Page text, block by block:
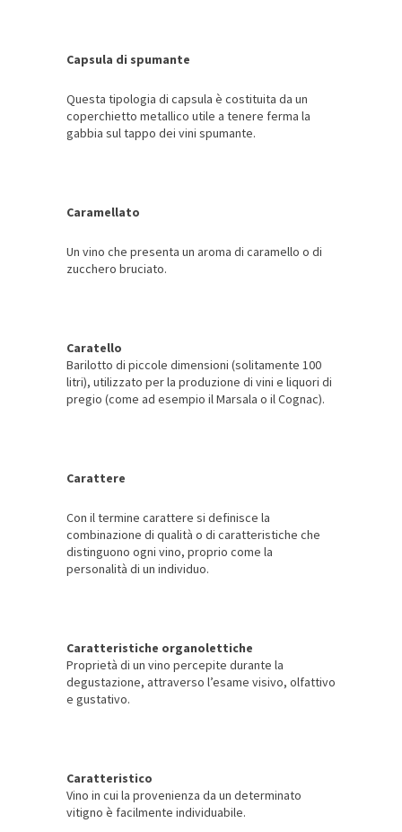
Capsula di spumante
Questa tipologia di capsula è costituita da un
coperchietto metallico utile a tenere ferma la
gabbia sul tappo dei vini spumante.
Caramellato
Un vino che presenta un aroma di caramello o di
zucchero bruciato.
Caratello
Barilotto di piccole dimensioni (solitamente 100
litri), utilizzato per la produzione di vini e liquori di
pregio (come ad esempio il Marsala o il Cognac).
Carattere
Con il termine carattere si definisce la
combinazione di qualità o di caratteristiche che
distinguono ogni vino, proprio come la
personalità di un individuo.
Caratteristiche organolettiche
Proprietà di un vino percepite durante la
degustazione, attraverso l’esame visivo, olfattivo
e gustativo.
Caratteristico
Vino in cui la provenienza da un determinato
vitigno è facilmente individuabile.